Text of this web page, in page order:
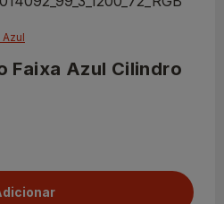
Azul
Faixa Azul Cilindro